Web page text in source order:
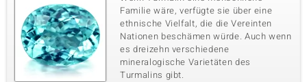
Familie wäre, verfügte sie über eine
ethnische Vielfalt, die die Vereinten
Nationen beschämen würde. Auch wenn
es dreizehn verschiedene
mineralogische Varietäten des
Turmalins gibt.